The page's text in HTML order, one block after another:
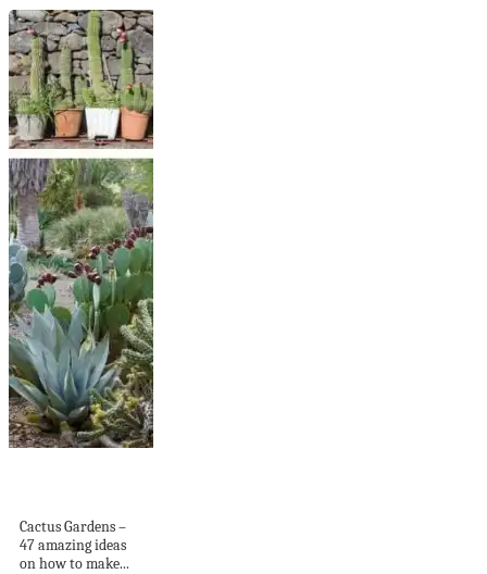
Cactus Gardens –
47 amazing ideas
on how to make...